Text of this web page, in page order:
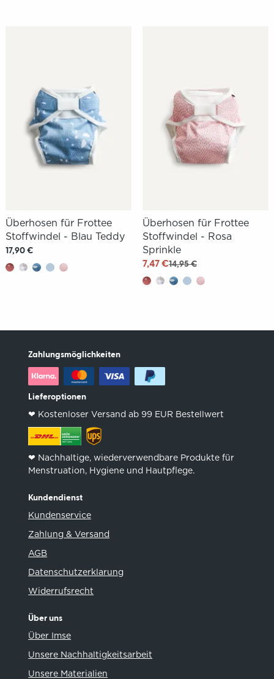
Überhosen für Frottee
Stoffwindel - Blau Teddy
17,90 €
Überhosen für Frottee
Stoffwindel - Rosa
Sprinkle
7,47 €14,95 €
Zahlungsmöglichkeiten
Lieferoptionen
❤︎ Kostenloser Versand ab 99 EUR Bestellwert
❤︎ Nachhaltige, wiederverwendbare Produkte für
Menstruation, Hygiene und Hautpflege.
Kundendienst
Kundenservice
Zahlung & Versand
AGB
Datenschutzerklarung
Widerrufsrecht
Über uns
Über Imse
Unsere Nachhaltigkeitsarbeit
Unsere Materialien